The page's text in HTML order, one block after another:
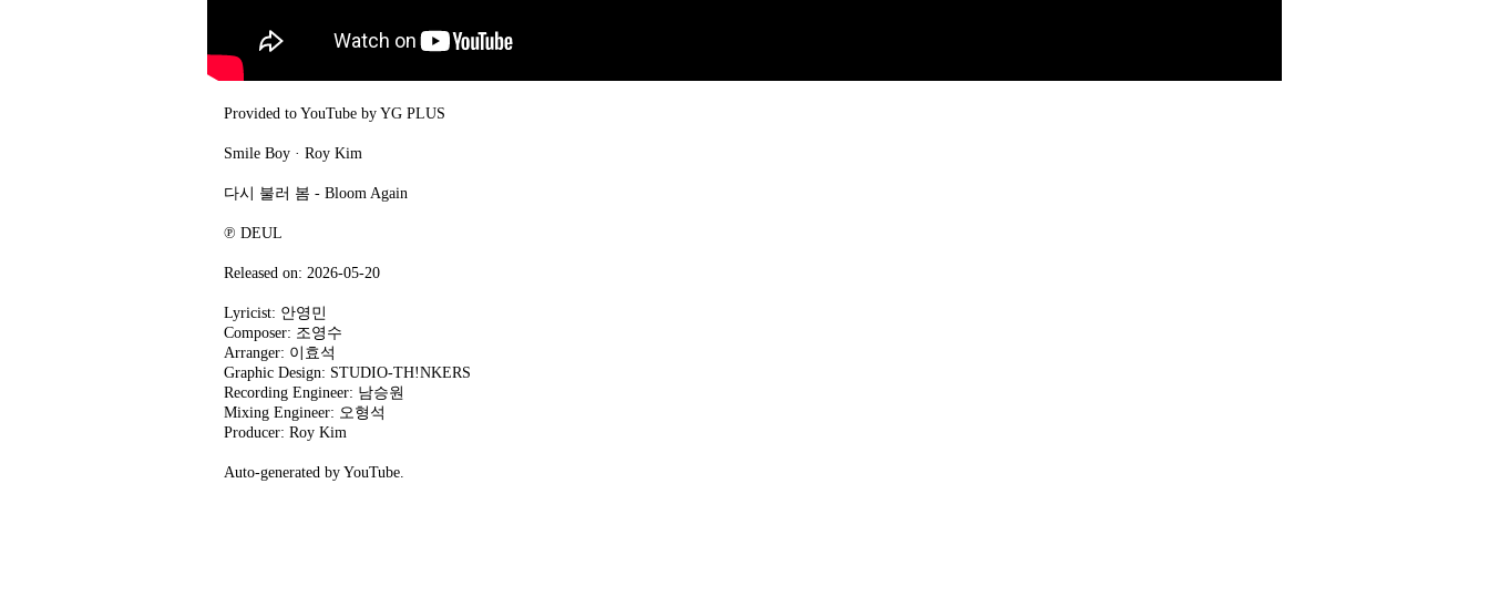
Provided to YouTube by YG PLUS
Smile Boy · Roy Kim
다시 불러 봄 - Bloom Again
℗ DEUL
Released on: 2026-05-20
Lyricist: 안영민
Composer: 조영수
Arranger: 이효석
Graphic Design: STUDIO-TH!NKERS
Recording Engineer: 남승원
Mixing Engineer: 오형석
Producer: Roy Kim
Auto-generated by YouTube.